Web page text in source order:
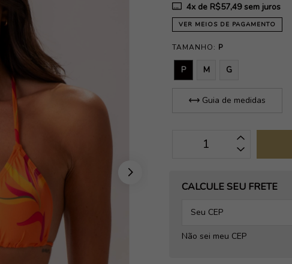
4x de R$57,49sem juros
VER MEIOS DE PAGAMENTO
TAMANHO: P
P M G
Guia de medidas
OPÇÕES DE FRETE
CALCULE SEU FRETE
Não sei meu CEP